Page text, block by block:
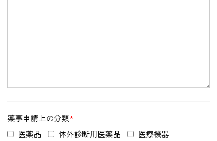
薬事申請上の分類*
医薬品
体外診断用医薬品
医療機器